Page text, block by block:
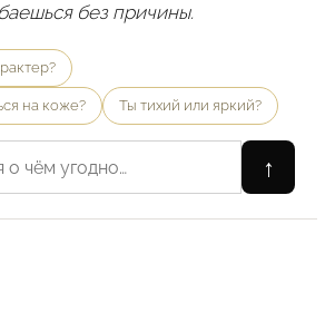
без причины.
на коже? Ты тихий или яркий?
↑